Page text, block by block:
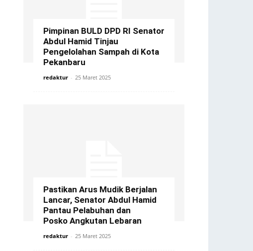
Pimpinan BULD DPD RI Senator
Abdul Hamid Tinjau
Pengelolahan Sampah di Kota
Pekanbaru
redaktur - 25 Maret 2025
Pastikan Arus Mudik Berjalan
Lancar, Senator Abdul Hamid
Pantau Pelabuhan dan
Posko Angkutan Lebaran
redaktur - 25 Maret 2025